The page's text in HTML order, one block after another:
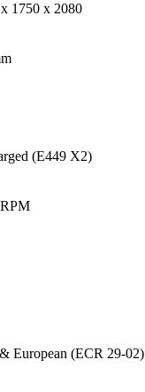
1750 x 2080
(E449 X2)
European (ECR 29-02)